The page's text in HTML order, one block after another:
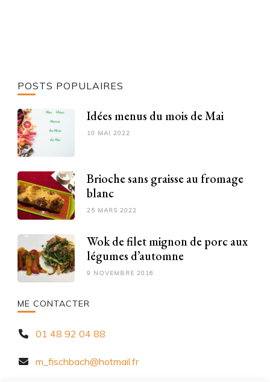
POSTS POPULAIRES
Idées menus du mois de Mai
10 MAI 2022
Brioche sans graisse au fromage
blanc
25 MARS 2022
Wok de filet mignon de porc aux
légumes d’automne
9 NOVEMBRE 2016
ME CONTACTER
01 48 92 04 88
m_fischbach@hotmail.fr